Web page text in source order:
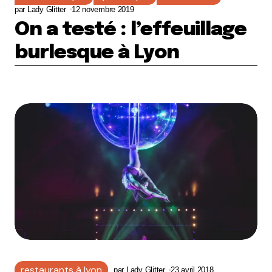
par Lady Glitter 12 novembre 2019
On a testé : l’effeuillage
burlesque à Lyon
par Lady Glitter 23 avril 2018